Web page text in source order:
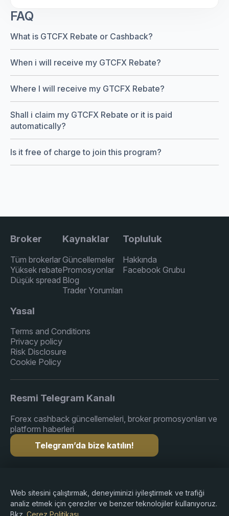
FAQ
What is GTCFX Rebate or Cashback?
When i will receive my GTCFX Rebate?
Where I will receive my GTCFX Rebate?
Shall i claim my GTCFX Rebate or it is paid
automatically?
Is it free of charge to join this program?
Broker
Tüm brokerlar
Yüksek rebate
Düşük spread
Kaynaklar
Güncellemeler
Promosyonlar
Blog
Trader Yorumları
Topluluk
Hakkında
Facebook Grubu
Yasal
Terms and Conditions
Privacy policy
Risk Disclosure
Cookie Policy
Resmi Telegram Kanalı
Forex cashback güncellemeleri, broker promosyonları ve
platform haberleri
Telegram’da bize katılın!
Telif hakkı © 2015-2026 Premium Rebate. Tüm hakları
saklıdır.
Web sitesini çalıştırmak, deneyiminizi iyileştirmek ve trafiği
analiz etmek için çerezler ve benzer teknolojiler kullanıyoruz.
Bkz. Çerez Politikası